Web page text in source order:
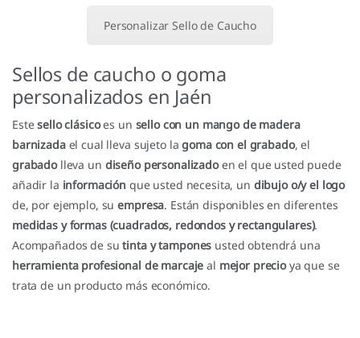
Personalizar Sello de Caucho
Sellos de caucho o goma
personalizados en Jaén
Estesello clásicoes un sello con un mango de madera
barnizadael cual lleva sujeto lagoma con el grabado, el
grabadolleva un diseño personalizadoen el que usted puede
añadir la información que usted necesita, un dibujo o/y el logo
de, por ejemplo, suempresa. Están disponibles en diferentes
medidas y formas (cuadrados, redondos y rectangulares).
Acompañados de sutinta y tampones usted obtendrá una
herramienta profesional de marcaje al mejor precioya que se
trata de un producto más económico.